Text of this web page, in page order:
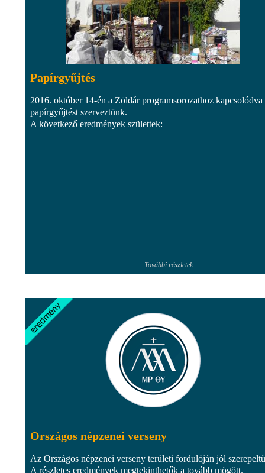
Papírgyűjtés
2016. október 14-én a Zöldár programsorozathoz kapcsolódva
papírgyűjtést szerveztünk.
A következő eredmények születtek:
További részletek
Országos népzenei verseny
Az Országos népzenei verseny területi fordulóján jól
A részletes eredmények megtekinthetők a tovább mögött.